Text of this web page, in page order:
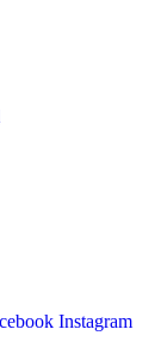
Instagram